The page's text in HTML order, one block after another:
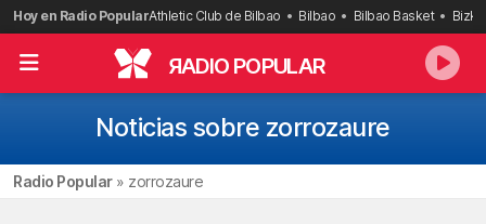
Saltar
al
contenido
Hoy en Radio PopularAthletic Club de Bilbao Bilbao Bilbao Basket
RADIO POPULAR
Noticias sobre zorrozaure
Radio Popular» zorrozaure